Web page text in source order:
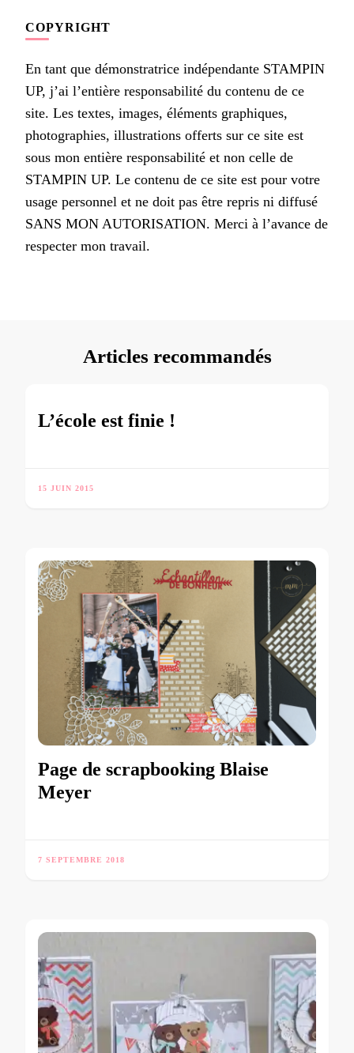
COPYRIGHT
En tant que démonstratrice indépendante STAMPIN
UP, j’ai l’entière responsabilité du contenu de ce
site. Les textes, images, éléments graphiques,
photographies, illustrations offerts sur ce site est
sous mon entière responsabilité et non celle de
STAMPIN UP. Le contenu de ce site est pour votre
usage personnel et ne doit pas être repris ni diffusé
SANS MON AUTORISATION. Merci à l’avance de
respecter mon travail.
Articles recommandés
L’école est finie !
15 JUIN 2015
Page de scrapbooking Blaise
Meyer
7 SEPTEMBRE 2018